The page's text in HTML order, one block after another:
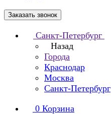
Заказать звонок
Санкт-Петербург
Назад
Города
Краснодар
Москва
Санкт-Петербург
0 Корзина